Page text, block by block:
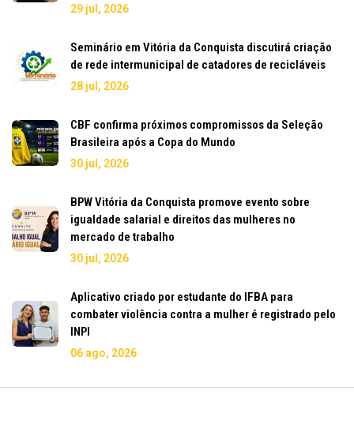
29 jul, 2026
Seminário em Vitória da Conquista discutirá criação
de rede intermunicipal de catadores de recicláveis
28 jul, 2026
CBF confirma próximos compromissos da Seleção
Brasileira após a Copa do Mundo
30 jul, 2026
BPW Vitória da Conquista promove evento sobre
igualdade salarial e direitos das mulheres no
mercado de trabalho
30 jul, 2026
Aplicativo criado por estudante do IFBA para
combater violência contra a mulher é registrado pelo
INPI
06 ago, 2026